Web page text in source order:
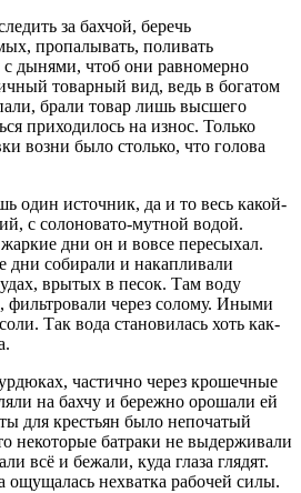
за бахчой, беречь
пропалывать, поливать
с дынями, чтоб они равномерно
товарный вид, ведь в богатом
брали товар лишь высшего
приходилось на износ. Только
возни было столько, что голова
один источник, да и то весь какой-
с солоновато-мутной водой.
дни он и вовсе пересыхал.
дни собирали и накапливали
врытых в песок. Там воду
фильтровали через солому. Иными
Так вода становилась хоть как-
частично через крошечные
на бахчу и бережно орошали ей
для крестьян было непочатый
некоторые батраки не выдерживали
всё и бежали, куда глаза глядят.
ощущалась нехватка рабочей силы.